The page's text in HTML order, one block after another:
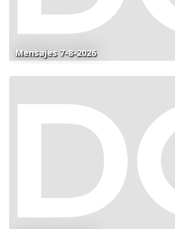
Mensajes 7-8-2026